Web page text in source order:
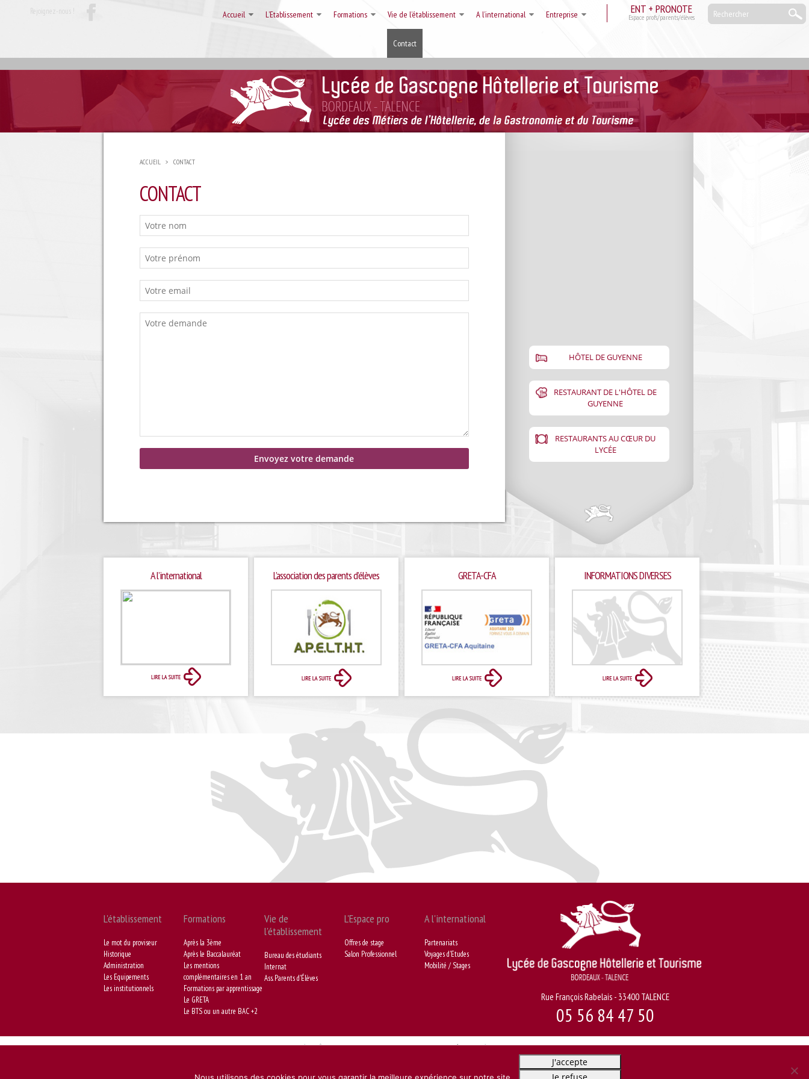
Rejoignez-nous ! Accueil L’Etablissement Formations Vie de l’établissement A l’international Entreprise
Contact
ENT + PRONOTE
Espace profs/parents/élèves
ACCUEIL > CONTACT
CONTACT
HÔTEL DE GUYENNE
RESTAURANT DE L'HÔTEL DE
GUYENNE
RESTAURANTS AU CŒUR DU
LYCÉE
A l’international L’association des parents d’élèves GRETA-CFA INFORMATIONS DIVERSES
L'établissement
Le mot du proviseur
Historique
Administration
Les Equipements
Les institutionnels
Formations
Après la 3ème
Après le Baccalauréat
Les mentions
complémentaires en 1 an
Formations par apprentissage
Le GRETA
Le BTS ou un autre BAC +2
Vie de
l'établissement
Bureau des étudiants
Internat
Ass. Parents d'Élèves
L'Espace pro
Offres de stage
Salon Professionnel
A l'international
Partenariats
Voyages d'Etudes
Mobilité / Stages
Rue François Rabelais - 33400 TALENCE
05 56 84 47 50
© LYCÉE D’HÔTELLERIE ET DE TOURISME DE GACSOGNE -MENTIONS LÉGALES- CRÉATIONBONBAY
J'accepte